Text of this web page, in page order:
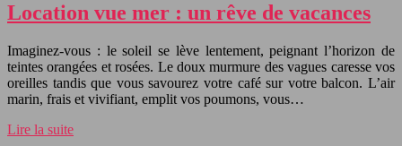
Location vue mer : un rêve de vacances
Imaginez-vous : le soleil se lève lentement, peignant l’horizon de
teintes orangées et rosées. Le doux murmure des vagues caresse vos
oreilles tandis que vous savourez votre café sur votre balcon. L’air
marin, frais et vivifiant, emplit vos poumons, vous…
Lire la suite